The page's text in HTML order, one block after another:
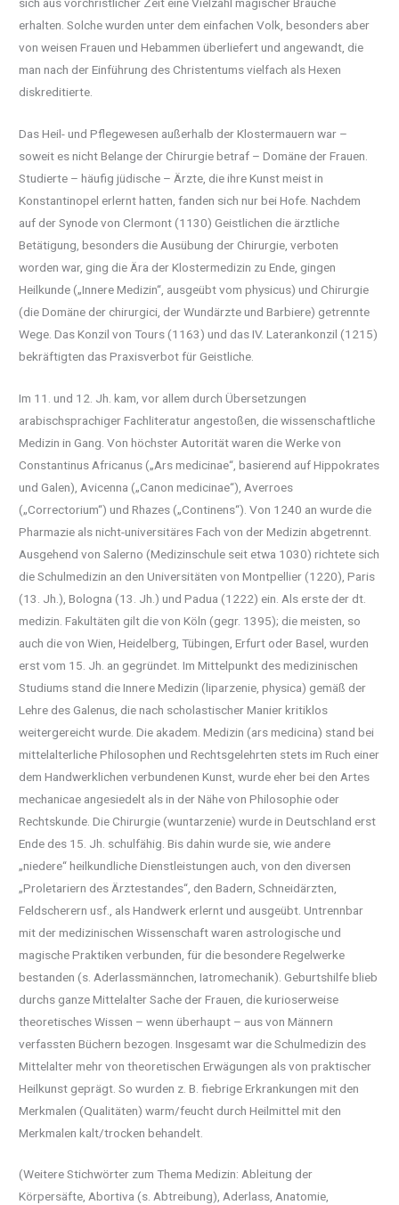
erhalten. Solche wurden unter dem einfachen Volk, besonders aber
von weisen Frauen und Hebammen überliefert und angewandt, die
man nach der Einführung des Christentums vielfach als Hexen
diskreditierte.
Das Heil- und Pflegewesen außerhalb der Klostermauern war –
soweit es nicht Belange der Chirurgie betraf – Domäne der Frauen.
Studierte – häufig jüdische – Ärzte, die ihre Kunst meist in
Konstantinopel erlernt hatten, fanden sich nur bei Hofe. Nachdem
auf der Synode von Clermont (1130) Geistlichen die ärztliche
Betätigung, besonders die Ausübung der Chirurgie, verboten
worden war, ging die Ära der Klostermedizin zu Ende, gingen
Heilkunde („Innere Medizin“, ausgeübt vom physicus) und Chirurgie
(die Domäne der chirurgici, der Wundärzte und Barbiere) getrennte
Wege. Das Konzil von Tours (1163) und das IV. Laterankonzil (1215)
bekräftigten das Praxisverbot für Geistliche.
Im 11. und 12. Jh. kam, vor allem durch Übersetzungen
arabischsprachiger Fachliteratur angestoßen, die wissenschaftliche
Medizin in Gang. Von höchster Autorität waren die Werke von
Constantinus Africanus („Ars medicinae“, basierend auf Hippokrates
und Galen), Avicenna („Canon medicinae“), Averroes
(„Correctorium“) und Rhazes („Continens“). Von 1240 an wurde die
Pharmazie als nicht-universitäres Fach von der Medizin abgetrennt.
Ausgehend von Salerno (Medizinschule seit etwa 1030) richtete sich
die Schulmedizin an den Universitäten von Montpellier (1220), Paris
(13. Jh.), Bologna (13. Jh.) und Padua (1222) ein. Als erste der dt.
medizin. Fakultäten gilt die von Köln (gegr. 1395); die meisten, so
auch die von Wien, Heidelberg, Tübingen, Erfurt oder Basel, wurden
erst vom 15. Jh. an gegründet. Im Mittelpunkt des medizinischen
Studiums stand die Innere Medizin (liparzenie, physica) gemäß der
Lehre des Galenus, die nach scholastischer Manier kritiklos
weitergereicht wurde. Die akadem. Medizin (ars medicina) stand bei
mittelalterliche Philosophen und Rechtsgelehrten stets im Ruch einer
dem Handwerklichen verbundenen Kunst, wurde eher bei den Artes
mechanicae angesiedelt als in der Nähe von Philosophie oder
Rechtskunde. Die Chirurgie (wuntarzenie) wurde in Deutschland erst
Ende des 15. Jh. schulfähig. Bis dahin wurde sie, wie andere
„niedere“ heilkundliche Dienstleistungen auch, von den diversen
„Proletariern des Ärztestandes“, den Badern, Schneidärzten,
Feldscherern usf., als Handwerk erlernt und ausgeübt. Untrennbar
mit der medizinischen Wissenschaft waren astrologische und
magische Praktiken verbunden, für die besondere Regelwerke
bestanden (s. Aderlassmännchen, Iatromechanik). Geburtshilfe blieb
durchs ganze Mittelalter Sache der Frauen, die kurioserweise
theoretisches Wissen – wenn überhaupt – aus von Männern
verfassten Büchern bezogen. Insgesamt war die Schulmedizin des
Mittelalter mehr von theoretischen Erwägungen als von praktischer
Heilkunst geprägt. So wurden z. B. fiebrige Erkrankungen mit den
Merkmalen (Qualitäten) warm/feucht durch Heilmittel mit den
Merkmalen kalt/trocken behandelt.
(Weitere Stichwörter zum Thema Medizin: Ableitung der
Körpersäfte, Abortiva (s. Abtreibung), Aderlass, Anatomie,